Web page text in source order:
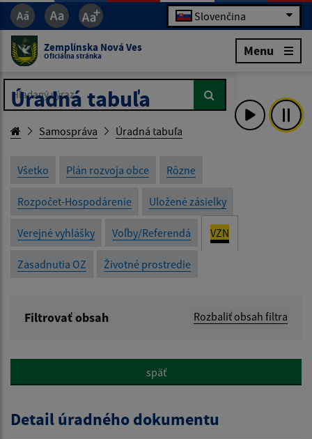
Slovenčina
Zemplínska Nová Ves
Oficiálna stránka Menu
Hľadaný výraz...
Hľadaný výraz...
Úradná tabuľa
Samospráva Úradná tabuľa
Všetko Plán rozvoja obce Rôzne
Rozpočet-Hospodárenie Uložené zásielky
Verejné vyhlášky Voľby/Referendá VZN
Zasadnutia OZ Životné prostredie
Filtrovať obsah Rozbaliť obsah filtra
Popis:
Dátum zverejnenia od:
späť
Detail úradného dokumentu